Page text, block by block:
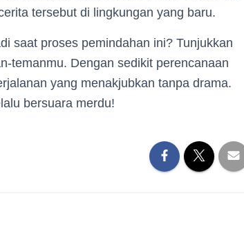
tersebut di lingkungan yang baru.
saat proses pemindahan ini? Tunjukkan
temanmu. Dengan sedikit perencanaan
yang menakjubkan tanpa drama.
bersuara merdu!